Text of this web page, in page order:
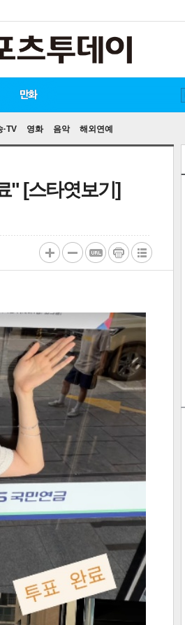
·TV 영화 음악 해외연예
만화
" [스타엿보기]
텍스 텍스 url 복 인쇄 목록